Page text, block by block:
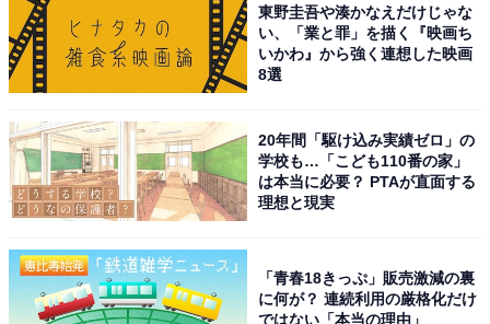
東野圭吾や湊かなえだけじゃな
い、「業と罪」を描く『映画ち
いかわ』から強く連想した映画
8選
20年間「駆け込み実績ゼロ」の
学校も…「こども110番の家」
は本当に必要？ PTAが直面する
理想と現実
「青春18きっぷ」販売激減の裏
に何が？ 連続利用の厳格化だけ
ではない「本当の理由」